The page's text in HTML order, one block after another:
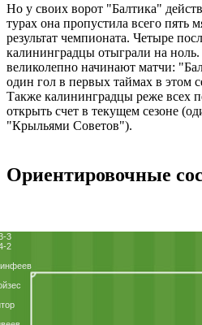
Но у своих ворот "Балтика"
турах она пропустила всего пять
результат чемпионата. Четыре
калининградцы отыграли на
великолепно начинают матчи:
один гол в первых таймах в этом
Также калининградцы реже всех
открыть счет в текущем сезоне
"Крыльями Советов").
Ориентировочные
3
2